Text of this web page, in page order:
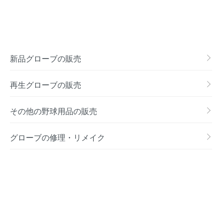
新品グローブの販売
再生グローブの販売
その他の野球用品の販売
グローブの修理・リメイク